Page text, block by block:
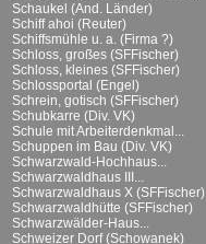
Schaukel (And. Länder)
Schiff ahoi (Reuter)
Schiffsmühle u. a. (Firma ?)
Schloss, großes (SFFischer)
Schloss, kleines (SFFischer)
Schlossportal (Engel)
Schrein, gotisch (SFFischer)
Schubkarre (Div. VK)
Schule mit Arbeiterdenkmal...
Schuppen im Bau (Div. VK)
Schwarzwald-Hochhaus...
Schwarzwaldhaus III...
Schwarzwaldhaus X (SFFischer)
Schwarzwaldhütte (SFFischer)
Schwarzwälder-Haus...
Schweizer Dorf (Schowanek)